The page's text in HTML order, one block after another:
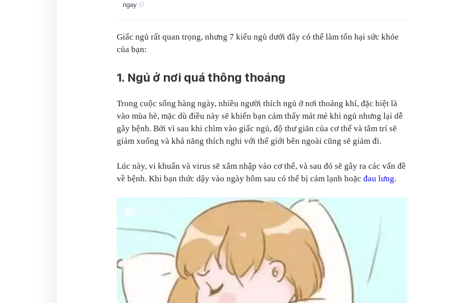
ngay
Giấc ngủ rất quan trọng, nhưng 7 kiểu ngủ dưới đây có thể làm tổn hại sức khỏe
của bạn:
1. Ngủ ở nơi quá thông thoáng
Trong cuộc sống hàng ngày, nhiều người thích ngủ ở nơi thoáng khí, đặc biệt là
vào mùa hè, mặc dù điều này sẽ khiến bạn cảm thấy mát mẻ khi ngủ nhưng lại dễ
gây bệnh. Bởi vì sau khi chìm vào giấc ngủ, độ thư giãn của cơ thể và tâm trí sẽ
giảm xuống và khả năng thích nghi với thế giới bên ngoài cũng sẽ giảm đi.
Lúc này, vi khuẩn và virus sẽ xâm nhập vào cơ thể, và sau đó sẽ gây ra các vấn đề
về bệnh. Khi bạn thức dậy vào ngày hôm sau có thể bị cảm lạnh hoặc đau lưng.